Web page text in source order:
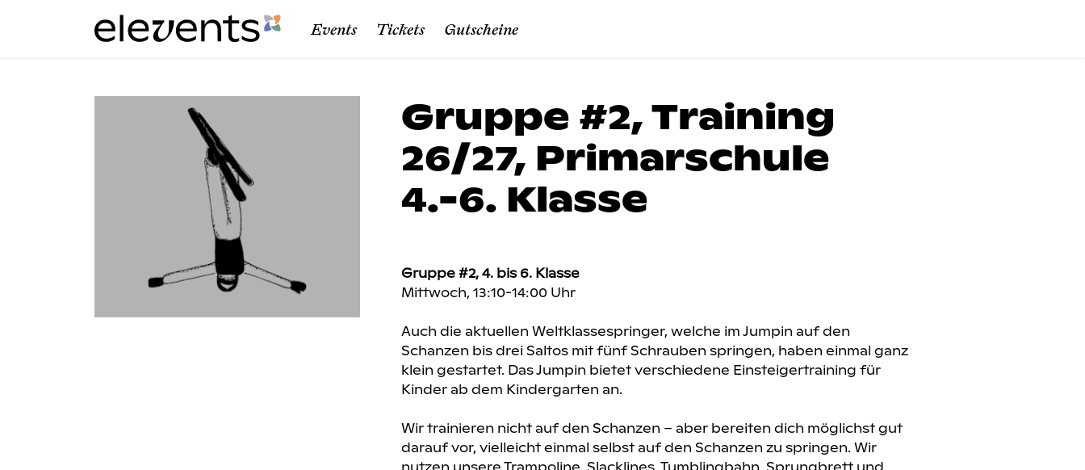
Events Tickets Gutscheine
Gruppe #2, Training
26/27, Primarschule
4.-6. Klasse
Gruppe #2, 4. bis 6. Klasse
Mittwoch, 13:10-14:00 Uhr
Auch die aktuellen Weltklassespringer, welche im Jumpin auf den
Schanzen bis drei Saltos mit fünf Schrauben springen, haben einmal ganz
klein gestartet. Das Jumpin bietet verschiedene Einsteigertraining für
Kinder ab dem Kindergarten an.
Wir trainieren nicht auf den Schanzen – aber bereiten dich möglichst gut
darauf vor, vielleicht einmal selbst auf den Schanzen zu springen. Wir